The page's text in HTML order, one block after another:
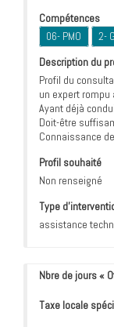
Compétences
06- PMO
2-
Description du
Profil du
un expert
Ayant déjà
Doit-être
Connaissance
Profil souhaité
Non renseigné
Type
assistance
Nbre de jours «
Taxe locale